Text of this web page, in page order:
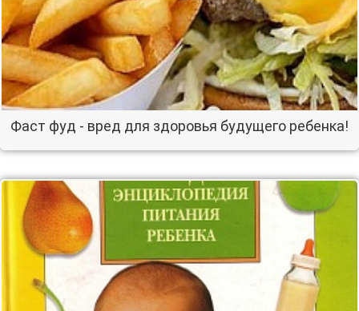
Фаст фуд - вред для здоровья будущего ребенка!